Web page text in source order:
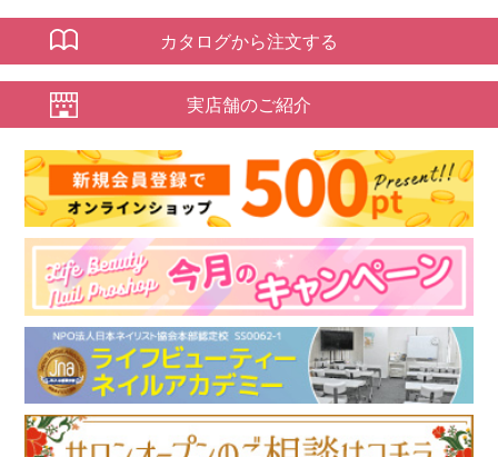
カタログから注文する
実店舗のご紹介